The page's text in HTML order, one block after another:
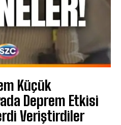
Küçük
Deprem Etkisi
Veriştirdiler